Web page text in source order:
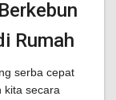
Rumah
serba cepat
kita secara